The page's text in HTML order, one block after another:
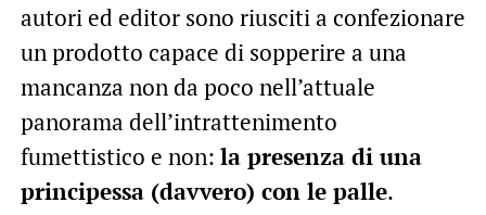
autori ed editor sono riusciti a confezionare
un prodotto capace di sopperire a una
mancanza non da poco nell’attuale
panorama dell’intrattenimento
fumettistico e non: la presenza di una
principessa (davvero) con le palle.